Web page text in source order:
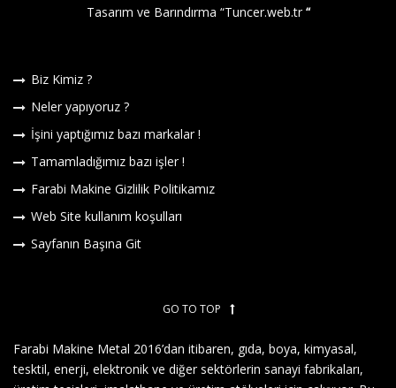
Tasarım ve Barındırma “Tuncer.web.tr“
Biz Kimiz ?
Neler yapıyoruz ?
İşini yaptığımız bazı markalar !
Tamamladığımız bazı işler !
Farabi Makine Gizlilik Politikamız
Web Site kullanım koşulları
Sayfanın Başına Git
GO TO TOP
Farabi Makine Metal 2016’dan itibaren, gıda, boya, kimyasal,
tesktil, enerji, elektronik ve diğer sektörlerin sanayi fabrikaları,